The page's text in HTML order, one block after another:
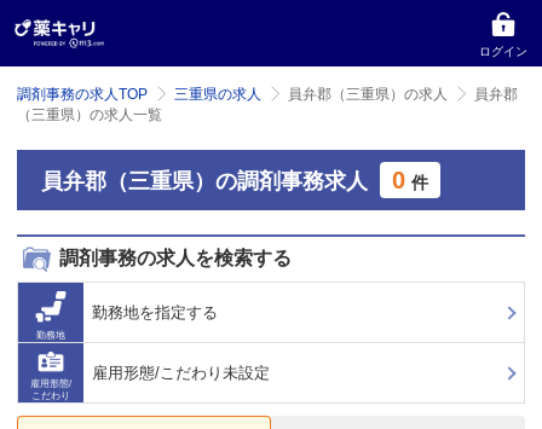
ログイン
調剤事務の求人TOP 三重県の求人 員弁郡（三重県）の求人
員弁郡
（三重県）の求人一覧
員弁郡（三重県）の調剤事務求人 0 件
調剤事務の求人を検索する
勤務地
勤務地を指定する
雇用形態/
こだわり
雇用形態/こだわり未設定